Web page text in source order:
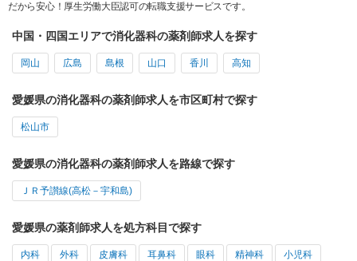
だから安心！厚生労働大臣認可の転職支援サービスです。
中国・四国エリアで消化器科の薬剤師求人を探す
岡山 広島 島根 山口 香川 高知
愛媛県の消化器科の薬剤師求人を市区町村で探す
松山市
愛媛県の消化器科の薬剤師求人を路線で探す
ＪＲ予讃線(高松－宇和島)
愛媛県の薬剤師求人を処方科目で探す
内科 外科 皮膚科 耳鼻科 眼科 精神科 小児科